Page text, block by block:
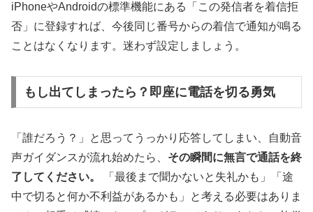
iPhoneやAndroidの標準機能にある「この発信者を着信拒
否」に登録すれば、今後同じ番号からの着信で通知が鳴る
ことはなくなります。迷わず設定しましょう。
もし出てしまったら？即座に電話を切る勇気
「誰だろう？」と思ってうっかり応答してしまい、自動音
声ガイダンスが流れ始めたら、 その瞬間に無言で通話を終
了してください。
「最後まで聞かないと失礼かも」「途
中で切ると何か不利益があるかも」と考える必要はありま